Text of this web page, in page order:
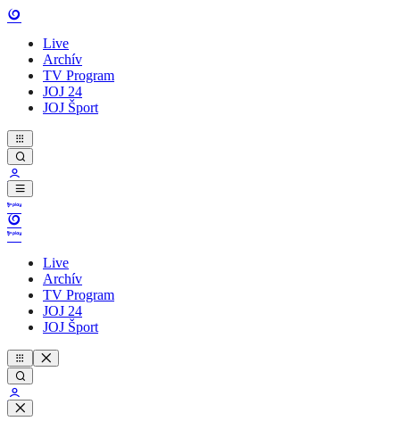
Live
Archív
TV Program
JOJ 24
JOJ Šport
Live
Archív
TV Program
JOJ 24
JOJ Šport